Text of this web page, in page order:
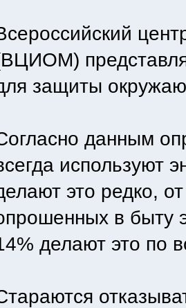
защиты
данным
используют
это редко,
в быту
делают это по